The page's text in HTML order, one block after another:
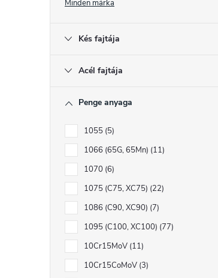
Minden márka
Kés fajtája
Acél fajtája
Penge anyaga
1055 5
1066 (65G, 65Mn) 11
1070 6
1075 (C75, XC75) 22
1086 (C90, XC90) 7
1095 (C100, XC100) 77
10Cr15MoV 11
10Cr15CoMoV 3